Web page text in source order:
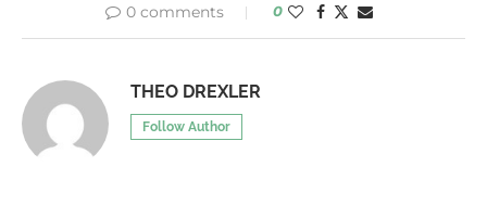
0 comments 0
THEO DREXLER
Follow Author